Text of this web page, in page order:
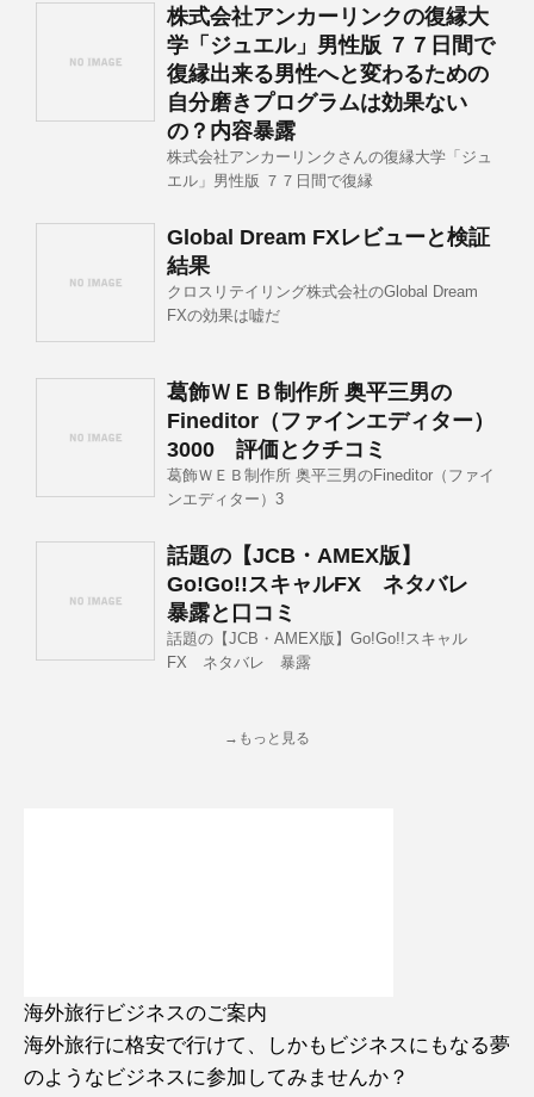
株式会社アンカーリンクの復縁大
学「ジュエル」男性版 ７７日間で
復縁出来る男性へと変わるための
自分磨きプログラムは効果ない
の？内容暴露
株式会社アンカーリンクさんの復縁大学「ジュ
エル」男性版 ７７日間で復縁
Global Dream FXレビューと検証
結果
クロスリテイリング株式会社のGlobal Dream
FXの効果は嘘だ
葛飾ＷＥＢ制作所 奥平三男の
Fineditor（ファインエディター）
3000 評価とクチコミ
葛飾ＷＥＢ制作所 奥平三男のFineditor（ファイ
ンエディター）3
話題の【JCB・AMEX版】
Go!Go!!スキャルFX ネタバレ
暴露と口コミ
話題の【JCB・AMEX版】Go!Go!!スキャル
FX ネタバレ 暴露
→もっと見る
海外旅行ビジネスのご案内
海外旅行に格安で行けて、しかもビジネスにもなる夢
のようなビジネスに参加してみませんか？